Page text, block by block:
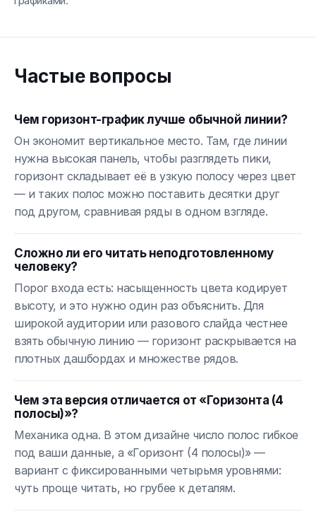
Частые вопросы
Чем горизонт-график лучше обычной линии?
Он экономит вертикальное место. Там, где линии
нужна высокая панель, чтобы разглядеть пики,
горизонт складывает её в узкую полосу через цвет
— и таких полос можно поставить десятки друг
под другом, сравнивая ряды в одном взгляде.
Сложно ли его читать неподготовленному
человеку?
Порог входа есть: насыщенность цвета кодирует
высоту, и это нужно один раз объяснить. Для
широкой аудитории или разового слайда честнее
взять обычную линию — горизонт раскрывается на
плотных дашбордах и множестве рядов.
Чем эта версия отличается от «Горизонта (4
полосы)»?
Механика одна. В этом дизайне число полос гибкое
под ваши данные, а «Горизонт (4 полосы)» —
вариант с фиксированными четырьмя уровнями:
чуть проще читать, но грубее к деталям.